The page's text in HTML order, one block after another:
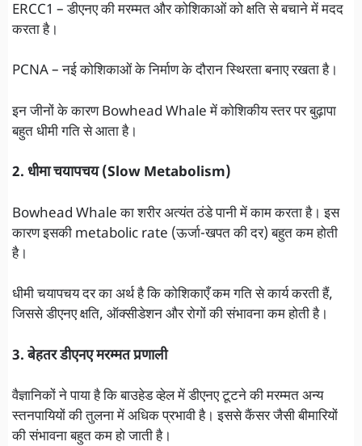
ERCC1 – डीएनए की मरम्मत और कोशिकाओं को क्षति से बचाने में मदद
करता है।
PCNA – नई कोशिकाओं के निर्माण के दौरान स्थिरता बनाए रखता है।
इन जीनों के कारण Bowhead Whale में कोशिकीय स्तर पर बुढ़ापा
बहुत धीमी गति से आता है।
2. धीमा चयापचय (Slow Metabolism)
Bowhead Whale का शरीर अत्यंत ठंडे पानी में काम करता है। इस
कारण इसकी metabolic rate (ऊर्जा-खपत की दर) बहुत कम होती
है।
धीमी चयापचय दर का अर्थ है कि कोशिकाएँ कम गति से कार्य करती हैं,
जिससे डीएनए क्षति, ऑक्सीडेशन और रोगों की संभावना कम होती है।
3. बेहतर डीएनए मरम्मत प्रणाली
वैज्ञानिकों ने पाया है कि बाउहेड व्हेल में डीएनए टूटने की मरम्मत अन्य
स्तनपायियों की तुलना में अधिक प्रभावी है। इससे कैंसर जैसी बीमारियों
की संभावना बहुत कम हो जाती है।